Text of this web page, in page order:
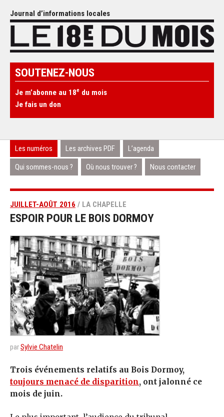
Journal d’informations locales
SOUTENEZ-NOUS
Je m’abonne au 18e du mois
Je fais un don
Les numéros Les archives PDF L’agenda
Qui sommes-nous ? Où nous trouver ? Nous contacter
JUILLET-AOÛT 2016 / LA CHAPELLE
ESPOIR POUR LE BOIS DORMOY
parSylvie Chatelin
Trois événements relatifs au Bois Dormoy,
toujours menacé de disparition, ont jalonné ce
mois de juin.